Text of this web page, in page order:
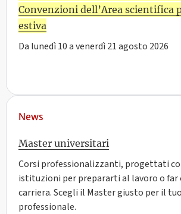
Convenzioni dell’Area scientifica
estiva
Da lunedì 10 a venerdì 21 agosto 2026
News
Master universitari
Corsi professionalizzanti, progettati
istituzioni per prepararti al lavoro o far
carriera. Scegli il Master giusto per il
professionale.